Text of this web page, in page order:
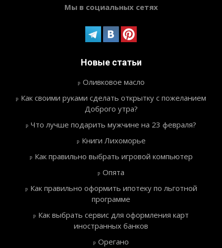
Мы в социальных сетях
Новые статьи
Оливковое масло
Как своими руками сделать открытку с пожеланием
Доброго утра?
Что лучше подарить мужчине на 23 февраля?
Книги Лихоморье
Как правильно выбрать игровой компьютер
Опята
Как правильно оформить ипотеку по льготной
программе
Как выбрать сервис для оформления карт
иностранных банков
Орегано